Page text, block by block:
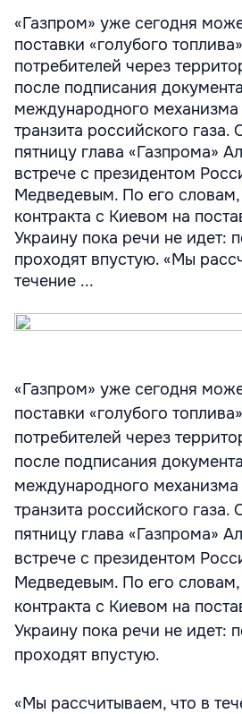
«Газпром» уже сегодня
поставки «голубого
потребителей через
после подписания
международного механизма
транзита российского газа.
пятницу глава «Газпрома»
встрече с президентом
Медведевым. По его
контракта с Киевом на
Украину пока речи не идет:
проходят впустую. «Мы
течение ...
«Газпром» уже сегодня
поставки «голубого
потребителей через
после подписания
международного механизма
транзита российского газа.
пятницу глава «Газпрома»
встрече с президентом
Медведевым. По его
контракта с Киевом на
Украину пока речи не идет:
проходят впустую.
«Мы рассчитываем, что в